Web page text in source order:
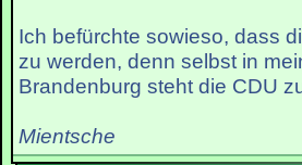
Ich befürchte sowieso, dass
zu werden, denn selbst in
Brandenburg steht die CDU
Mientsche